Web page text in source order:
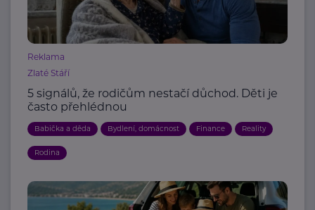
Reklama
Zlaté Stáří
5 signálů, že rodičům nestačí důchod. Děti je
často přehlédnou
Babička a děda Bydlení, domácnost Finance Reality
Rodina